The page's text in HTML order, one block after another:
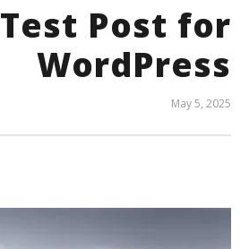
Test Post for
WordPress
May 5, 2025